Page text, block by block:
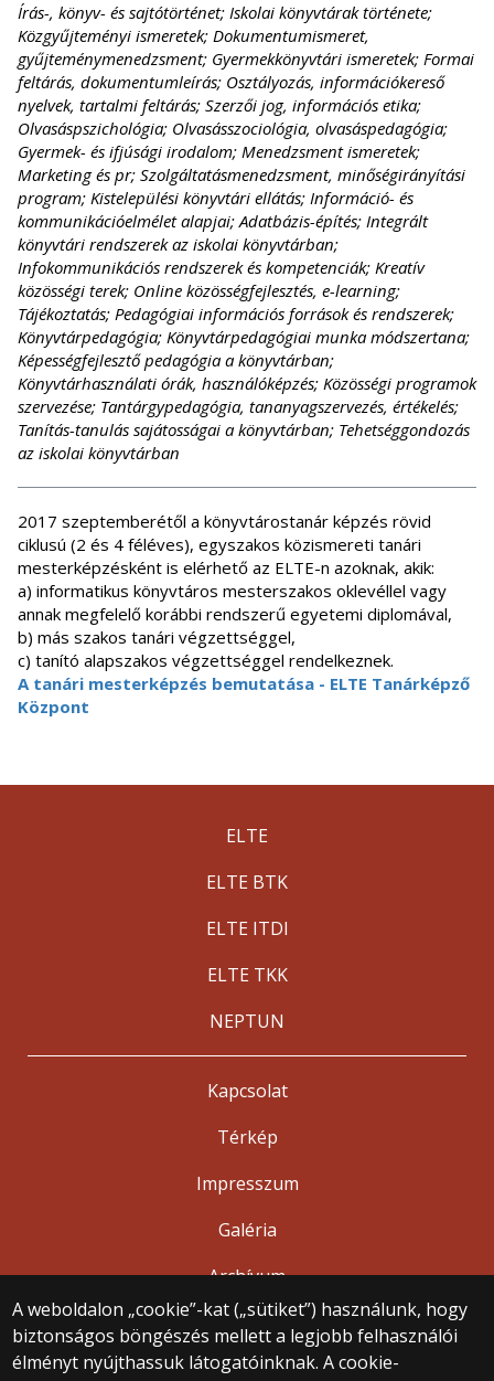
Írás-, könyv- és sajtótörténet; Iskolai könyvtárak története;
Közgyűjteményi ismeretek; Dokumentumismeret,
gyűjteménymenedzsment; Gyermekkönyvtári ismeretek; Formai
feltárás, dokumentumleírás; Osztályozás, információkereső
nyelvek, tartalmi feltárás; Szerzői jog, információs etika;
Olvasáspszichológia; Olvasásszociológia, olvasáspedagógia;
Gyermek- és ifjúsági irodalom; Menedzsment ismeretek;
Marketing és pr; Szolgáltatásmenedzsment, minőségirányítási
program; Kistelepülési könyvtári ellátás; Információ- és
kommunikációelmélet alapjai; Adatbázis-építés; Integrált
könyvtári rendszerek az iskolai könyvtárban;
Infokommunikációs rendszerek és kompetenciák; Kreatív
közösségi terek; Online közösségfejlesztés, e-learning;
Tájékoztatás; Pedagógiai információs források és rendszerek;
Könyvtárpedagógia; Könyvtárpedagógiai munka módszertana;
Képességfejlesztő pedagógia a könyvtárban;
Könyvtárhasználati órák, használóképzés; Közösségi programok
szervezése; Tantárgypedagógia, tananyagszervezés, értékelés;
Tanítás-tanulás sajátosságai a könyvtárban; Tehetséggondozás
az iskolai könyvtárban
2017 szeptemberétől a könyvtárostanár képzés rövid
ciklusú (2 és 4 féléves), egyszakos közismereti tanári
mesterképzésként is elérhető az ELTE-n azoknak, akik:
a) informatikus könyvtáros mesterszakos oklevéllel vagy
annak megfelelő korábbi rendszerű egyetemi diplomával,
b) más szakos tanári végzettséggel,
c) tanító alapszakos végzettséggel rendelkeznek.
A tanári mesterképzés bemutatása - ELTE Tanárképző
Központ
A weboldalon „cookie”-kat („sütiket”) használunk, hogy
biztonságos böngészés mellett a legjobb felhasználói
élményt nyújthassuk látogatóinknak. A cookie-
ELTE
ELTE BTK
ELTE ITDI
ELTE TKK
NEPTUN
Kapcsolat
Térkép
Impresszum
Galéria
Archívum
© 2025 Eötvös Loránd Tudományegyetem
Minden jog fenntartva.